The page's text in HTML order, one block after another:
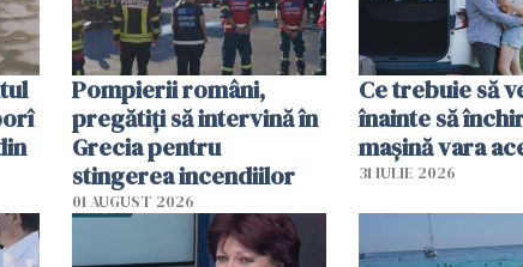
Pompierii români,
pregătiţi să intervină în
Grecia pentru
stingerea incendiilor
01 AUGUST 2026
Ce trebuie să
înainte să
mașină vara
31 IULIE 2026